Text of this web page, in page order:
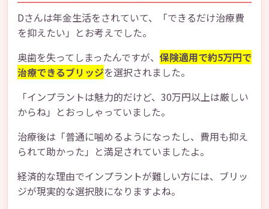
Dさんは年金生活をされていて、「できるだけ治療費
を抑えたい」とお考えでした。
奥歯を失ってしまったんですが、 保険適用で約5万円で
治療できるブリッジを選択されました。
「インプラントは魅力的だけど、30万円以上は厳しい
からね」とおっしゃっていました。
治療後は「普通に噛めるようになったし、費用も抑え
られて助かった」と満足されていましたよ。
経済的な理由でインプラントが難しい方には、ブリッ
ジが現実的な選択肢になりますよね。